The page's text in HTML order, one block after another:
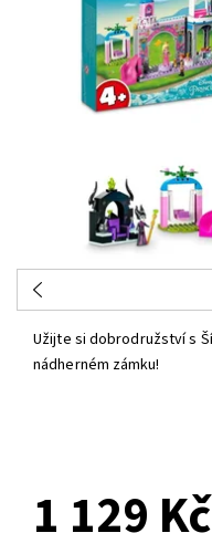
Užijte si dobrodružství s
nádherném zámku!
1 129 Kč